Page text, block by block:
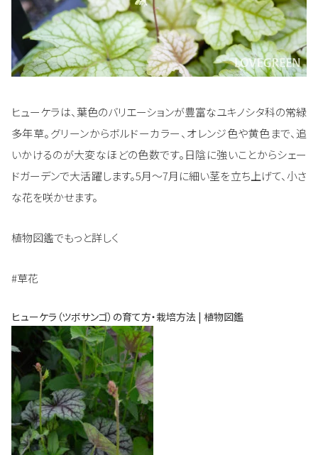
ヒューケラは、葉色のバリエーションが豊富なユキノシタ科の常緑
多年草。グリーンからボルドーカラー、オレンジ色や黄色まで、追
いかけるのが大変なほどの色数です。日陰に強いことからシェー
ドガーデンで大活躍します。5月～7月に細い茎を立ち上げて、小さ
な花を咲かせます。
植物図鑑でもっと詳しく
#草花
ヒューケラ（ツボサンゴ）の育て方・栽培方法 | 植物図鑑